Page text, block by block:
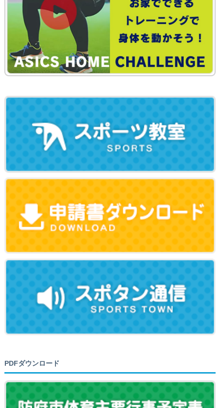
PDFダウンロード